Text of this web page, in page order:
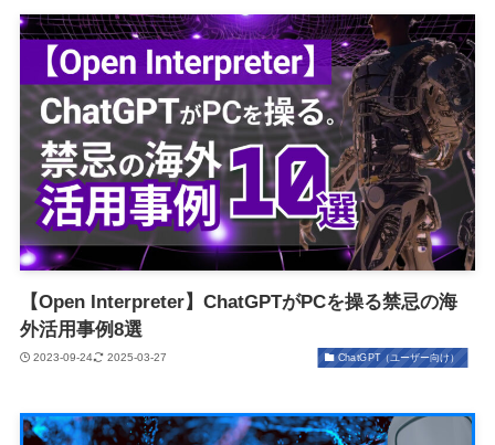
【Open Interpreter】ChatGPTがPCを操る禁忌の海
外活用事例8選
2023-09-24 2025-03-27 ChatGPT（ユーザー向け）